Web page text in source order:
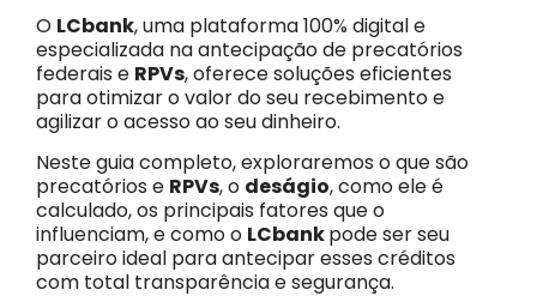
O LCbank, uma plataforma 100% digital e
especializada na antecipação de precatórios
federais e RPVs, oferece soluções eficientes
para otimizar o valor do seu recebimento e
agilizar o acesso ao seu dinheiro.
Neste guia completo, exploraremos o que são
precatórios e RPVs, o deságio, como ele é
calculado, os principais fatores que o
influenciam, e como o LCbankpode ser seu
parceiro ideal para antecipar esses créditos
com total transparência e segurança.